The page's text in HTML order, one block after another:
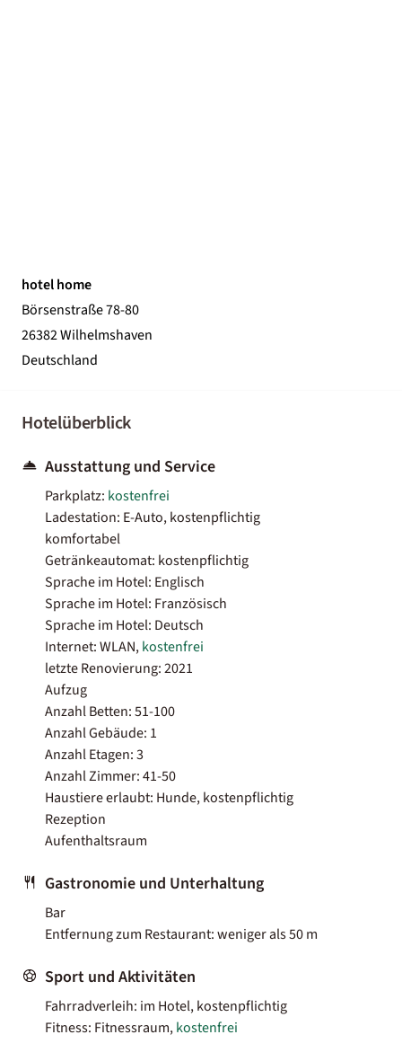
hotel home
Börsenstraße 78-80
26382 Wilhelmshaven
Deutschland
Hotelüberblick
Ausstattung und Service
Parkplatz: kostenfrei
Ladestation: E-Auto, kostenpflichtig
komfortabel
Getränkeautomat: kostenpflichtig
Sprache im Hotel: Englisch
Sprache im Hotel: Französisch
Sprache im Hotel: Deutsch
Internet: WLAN,kostenfrei
letzte Renovierung: 2021
Aufzug
Anzahl Betten: 51-100
Anzahl Gebäude: 1
Anzahl Etagen: 3
Anzahl Zimmer: 41-50
Haustiere erlaubt: Hunde, kostenpflichtig
Rezeption
Aufenthaltsraum
Gastronomie und Unterhaltung
Bar
Entfernung zum Restaurant: weniger als 50 m
Sport und Aktivitäten
Fahrradverleih: im Hotel, kostenpflichtig
Fitness: Fitnessraum,kostenfrei